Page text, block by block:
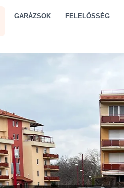
GARÁZSOK FELELŐSSÉG